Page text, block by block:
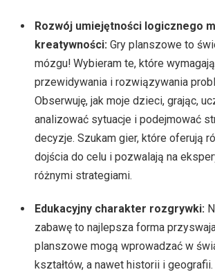
Rozwój umiejętności logicznego
kreatywności: Gry planszowe to
mózgu! Wybieram te, które
przewidywania i rozwiązywania
Obserwuję, jak moje dzieci, grając,
analizować sytuacje i podejmować
decyzje. Szukam gier, które oferują
dojścia do celu i pozwalają na
różnymi strategiami.
Edukacyjny charakter rozgrywki:
zabawę to najlepsza forma
planszowe mogą wprowadzać w
kształtów, a nawet historii i